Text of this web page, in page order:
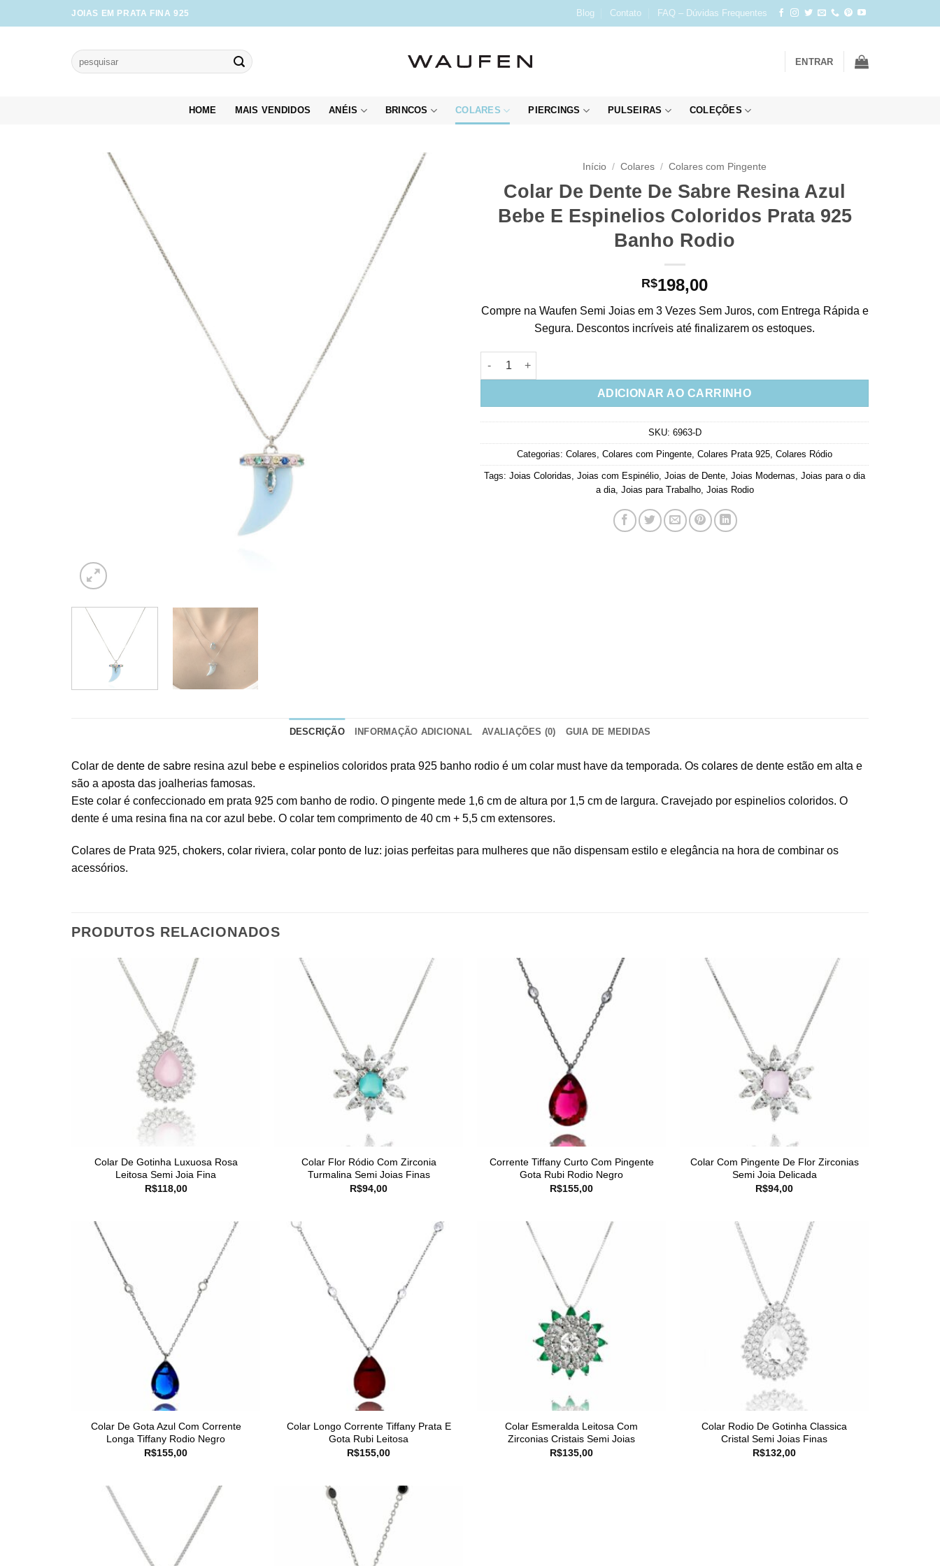
to
JOIAS EM PRATA FINA 925 Blog Contato FAQ – Dúvidas Frequentes
Pesquisar
por:
ENTRAR
HOME MAIS VENDIDOS ANÉIS BRINCOS COLARES PIERCINGS PULSEIRAS COLEÇÕES
Início / Colares / Colares com Pingente
Colar De Dente De Sabre Resina Azul
Bebe E Espinelios Coloridos Prata 925
Banho Rodio
R$198,00
Compre na Waufen Semi Joias em 3 Vezes Sem Juros, com Entrega Rápida e
Segura. Descontos incríveis até finalizarem os estoques.
Colar De Dente De Sabre Resina Azul Bebe E Espinelios Coloridos Prata 925 Banho Rodio
ADICIONAR AO CARRINHO
SKU: 6963-D
Categorias: Colares Colares com Pingente Colares Prata 925 Colares Ródio
Tags: Joias Coloridas Joias com Espinélio Joias de Dente Joias Modernas Joias para o dia
a dia, Joias para Trabalho, Joias Rodio
DESCRIÇÃO INFORMAÇÃO ADICIONAL AVALIAÇÕES (0) GUIA DE MEDIDAS
Colar de dente de sabre resina azul bebe e espinelios coloridos prata 925 banho rodio é um colar must have da temporada. Os colares de dente estão em alta e
são a aposta das joalherias famosas.
Este colar é confeccionado em prata 925 com banho de rodio. O pingente mede 1,6 cm de altura por 1,5 cm de largura. Cravejado por espinelios coloridos. O
dente é uma resina fina na cor azul bebe. O colar tem comprimento de 40 cm + 5,5 cm extensores.
Colares de Prata 925, chokers, colar riviera, colar ponto de luz: joias perfeitas para mulheres que não dispensam estilo e elegância na hora de combinar os
acessórios.
PRODUTOS RELACIONADOS
Colar De Gotinha Luxuosa Rosa
Leitosa Semi Joia Fina
R$118,00
Colar Flor Ródio Com Zirconia
Turmalina Semi Joias Finas
R$94,00
Corrente Tiffany Curto Com Pingente
Gota Rubi Rodio Negro
R$155,00
Colar Com Pingente De Flor Zirconias
Semi Joia Delicada
R$94,00
Colar De Gota Azul Com Corrente
Longa Tiffany Rodio Negro
R$155,00
Colar Longo Corrente Tiffany Prata E
Gota Rubi Leitosa
R$155,00
Colar Esmeralda Leitosa Com
Zirconias Cristais Semi Joias
R$135,00
Colar Rodio De Gotinha Classica
Cristal Semi Joias Finas
R$132,00